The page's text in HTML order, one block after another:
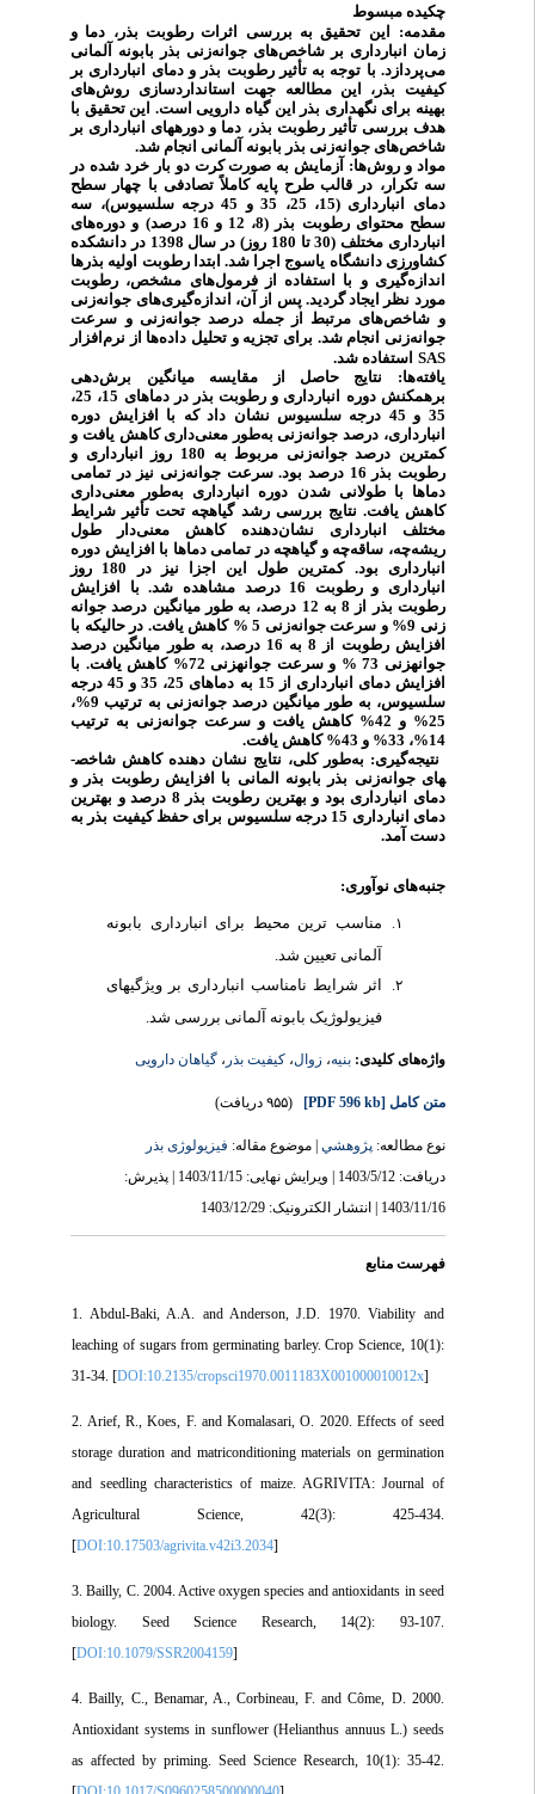
چکیدهمبسوط
مقدمه: این تحقیق به بررسی اثرات رطوبت بذر، دما و
زمان انبارداری بر شاخص‌های جوانه‌زنی بذر بابونه آلمانی
می‌پردازد. با توجه به تأثیر رطوبت بذر و دمای انبارداری بر
کیفیت بذر، این مطالعه جهت استانداردسازی روش‌های
بهینه برای نگهداری بذر این گیاه دارویی است.این تحقیق با
هدف بررسی تأثیر رطوبت بذر، دما و دوره­های انبارداری بر
شاخص‌های جوانه­‌زنی بذر بابونه آلمانی انجام شد.
مواد و روش‌ها:آزمایش به صورت کرت دو بار خرد شده در
سه تکرار، در قالب طرح پایه کاملاً تصادفی با چهار سطح
دمای انبارداری (15، 25، 35 و 45 درجه سلسیوس)، سه
سطح محتوای رطوبت بذر (8، 12 و 16 درصد) و دوره‌های
انبارداری مختلف (30 تا 180 روز) در سال 1398 در دانشکده
کشاورزی دانشگاه یاسوج اجرا شد. ابتدا رطوبت اولیه بذرها
اندازه‌گیری و با استفاده از فرمول‌های مشخص، رطوبت
مورد نظر ایجاد گردید. پس از آن، اندازه‌گیری‌های جوانه‌زنی
و شاخص‌های مرتبط از جمله درصد جوانه‌زنی و سرعت
جوانه‌زنی انجام شد. برای تجزیه و تحلیل داده‌ها از نرم‌افزار
SAS استفاده شد.
یافته‌ها: نتایج حاصل از مقایسه میانگین برش‌دهی
برهمکنش دوره انبارداری و رطوبت بذر در دماهای 15، 25،
35 و 45 درجه سلسیوس نشان داد که با افزایش دوره
انبارداری، درصد جوانه‌زنی به‌طور معنی‌داری کاهش یافت و
کمترین درصد جوانه‌زنی مربوط به 180 روز انبارداری و
رطوبت بذر 16 درصد بود. سرعت جوانه‌زنی نیز در تمامی
دماها با طولانی شدن دوره انبارداری به‌طور معنی‌داری
کاهش یافت. نتایج بررسی رشد گیاهچه تحت تأثیر شرایط
مختلف انبارداری نشان‌دهنده کاهش معنی‌دار طول
ریشه‌چه، ساقه‌چه و گیاهچه در تمامی دماها با افزایش دوره
انبارداری بود. کمترین طول این اجزا نیز در 180 روز
انبارداری و رطوبت 16 درصد مشاهده شد
.با افزایش
رطوبت بذر از 8 به 12 درصد، به طور میانگین درصد جوانه­‌
زنی 9% و سرعت جوانه­‌زنی 5 % کاهش یافت. در حالی­که با
افزایش رطوبت از 8 به 16 درصد، به طور میانگین درصد
جوانه­زنی 73 % و سرعت جوانه­زنی 72% کاهش یافت. با
افزایش دمای انبارداری از 15 به دماهای 25، 35 و 45 درجه
سلسیوس، به طور میانگین درصد جوانه­‌زنی به ترتیب 9%،
25% و 42% کاهش یافت و سرعت جوانه­‌زنی به ترتیب
14%، 33% و 43% کاهش یافت.
نتیجه‌گیری:به‌طور کلی، نتایج نشان دهنده کاهش شاخص­
های جوانه­‌زنی بذر بابونه المانی با افزایش رطوبت بذر و
دمای انبارداری بود و بهترین رطوبت بذر 8 درصد و بهترین
دمای انبارداری 15 درجه سلسیوس برای حفظ کیفیت بذر به
دست آمد.
جنبه‌های نوآوری:
مناسب ترین محیط برای انبارداری بابونه
آلمانی تعیین شد.
اثر شرایط نامناسب انبارداری بر ویژگی­های
فیزیولوژیک بابونه آلمانی بررسی شد.
واژه‌های کلیدی:بنیه،زوال، کیفیت بذر، گیاهان دارویی
متن کامل[PDF 596 kb] (۹۵۵ دریافت)
نوع مطالعه:پژوهشي| موضوع مقاله:فیزیولوژی بذر
دریافت: 1403/5/12 | ویرایش نهایی: 1403/11/15 | پذیرش:
1403/11/16 | انتشار الکترونیک: 1403/12/29
فهرست منابع
1. Abdul-Baki, A.A. and Anderson, J.D. 1970. Viability and
leaching of sugars from germinating barley. Crop Science, 10(1):
31-34. [DOI:10.2135/cropsci1970.0011183X001000010012x
2. Arief, R., Koes, F. and Komalasari, O. 2020. Effects of seed
storage duration and matriconditioning materials on germination
and seedling characteristics of maize. AGRIVITA: Journal of
Agricultural Science, 42(3): 425-434.
[DOI:10.17503/agrivita.v42i3.2034
3. Bailly, C. 2004. Active oxygen species and antioxidants in seed
biology. Seed Science Research, 14(2): 93-107.
[DOI:10.1079/SSR2004159
4. Bailly, C., Benamar, A., Corbineau, F. and Côme, D. 2000.
Antioxidant systems in sunflower (Helianthus annuus L.) seeds
as affected by priming. Seed Science Research, 10(1): 35-42.